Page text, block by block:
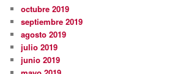
octubre 2019
septiembre 2019
agosto 2019
julio 2019
junio 2019